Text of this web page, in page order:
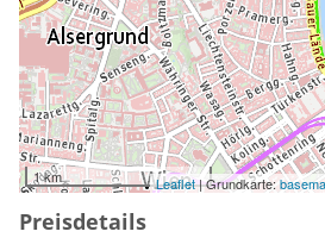
1 km Leaflet| Grundkarte:
Preisdetails